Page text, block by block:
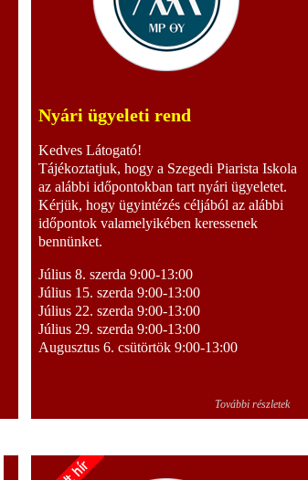
Nyári ügyeleti rend
Kedves Látogató!
Tájékoztatjuk, hogy a Szegedi Piarista Iskola
az alábbi időpontokban tart nyári ügyeletet.
Kérjük, hogy ügyintézés céljából az alábbi
időpontok valamelyikében keressenek
bennünket.
Július 8. szerda 9:00-13:00
Július 15. szerda 9:00-13:00
Július 22. szerda 9:00-13:00
Július 29. szerda 9:00-13:00
Augusztus 6. csütörtök 9:00-13:00
További részletek